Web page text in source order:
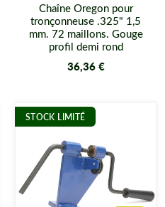
Chaîne Oregon pour
tronçonneuse .325" 1,5
mm. 72 maillons. Gouge
profil demi rond
36,36 €
STOCK LIMITÉ